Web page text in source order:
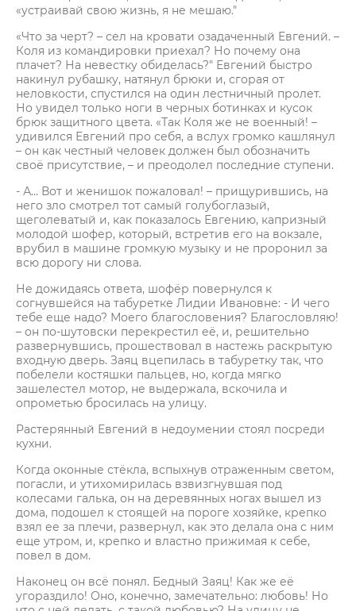
«устраивай свою жизнь, я не мешаю."
«Что за черт? – сел на кровати озадаченный Евгений. –
Коля из командировки приехал? Но почему она
плачет? На невестку обиделась?" Евгений быстро
накинул рубашку, натянул брюки и, сгорая от
неловкости, спустился на один лестничный пролет.
Но увидел только ноги в черных ботинках и кусок
брюк защитного цвета. «Так Коля же не военный! –
удивился Евгений про себя, а вслух громко кашлянул
– он как честный человек должен был обозначить
своё присутствие, – и преодолел последние ступени.
- А… Вот и женишок пожаловал! – прищурившись, на
него зло смотрел тот самый голубоглазый,
щеголеватый и, как показалось Евгению, капризный
молодой шофер, который, встретив его на вокзале,
врубил в машине громкую музыку и не проронил за
всю дорогу ни слова.
Не дожидаясь ответа, шофёр повернулся к
согнувшейся на табуретке Лидии Ивановне: - И чего
тебе еще надо? Моего благословения? Благословляю!
– он по-шутовски перекрестил её, и, решительно
развернувшись, прошествовал в настежь раскрытую
входную дверь. Заяц вцепилась в табуретку так, что
побелели костяшки пальцев, но, когда мягко
зашелестел мотор, не выдержала, вскочила и
опрометью бросилась на улицу.
Растерянный Евгений в недоумении стоял посреди
кухни.
Когда оконные стёкла, вспыхнув отраженным светом,
погасли, и утихомирилась взвизгнувшая под
колесами галька, он на деревянных ногах вышел из
дома, подошел к стоящей на пороге хозяйке, крепко
взял ее за плечи, развернул, как это делала она с ним
еще утром, и, крепко и властно прижимая к себе,
повел в дом.
Наконец он всё понял. Бедный Заяц! Как же её
угораздило! Оно, конечно, замечательно: любовь! Но